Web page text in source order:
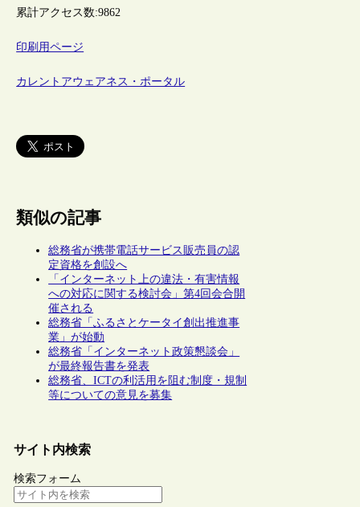
累計アクセス数:9862
印刷用ページ
カレントアウェアネス・ポータル
類似の記事
総務省が携帯電話サービス販売員の認
定資格を創設へ
「インターネット上の違法・有害情報
への対応に関する検討会」第4回会合開
催される
総務省「ふるさとケータイ創出推進事
業」が始動
総務省「インターネット政策懇談会」
が最終報告書を発表
総務省、ICTの利活用を阻む制度・規制
等についての意見を募集
サイト内検索
検索フォーム